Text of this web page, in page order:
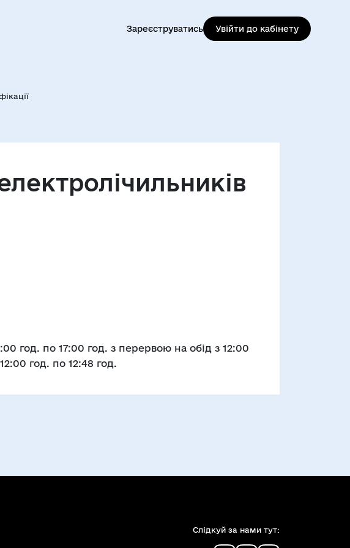
Зареєструватись Увійти до кабінету
год. по 17:00 год. з перервою на обід з 12:00
год. по 12:48 год.
Слiдкуй за нами тут: